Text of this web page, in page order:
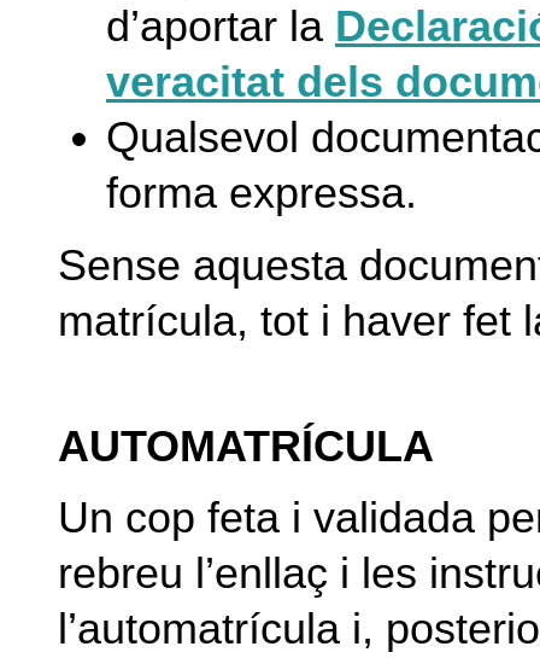
d’aportar la
veracitat dels
Qualsevol
forma expressa.
Sense aquesta
matrícula, tot i haver fet
AUTOMATRÍCULA
Un cop feta i validada
rebreu l’enllaç i les
l’automatrícula i,